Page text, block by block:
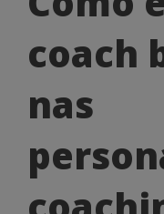
escolher
um
coach
baseado
nas
coach
nas